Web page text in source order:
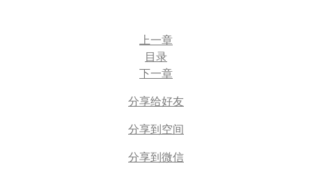
上一章
目录
下一章
分享给好友
分享到空间
分享到微信